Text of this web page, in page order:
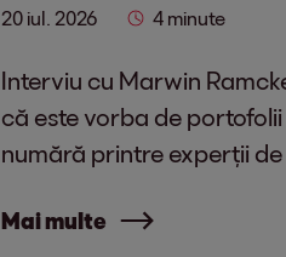
20 iul. 2026 4 minute
Interviu cu Marwin
că este vorba de
numără printre experții
Mai multe